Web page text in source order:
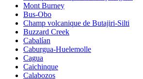
Mont Burney
Bus-Obo
Champ volcanique de Butajiri-Silti
Buzzard Creek
Cabalían
Caburgua-Huelemolle
Cagua
Caichinque
Calabozos